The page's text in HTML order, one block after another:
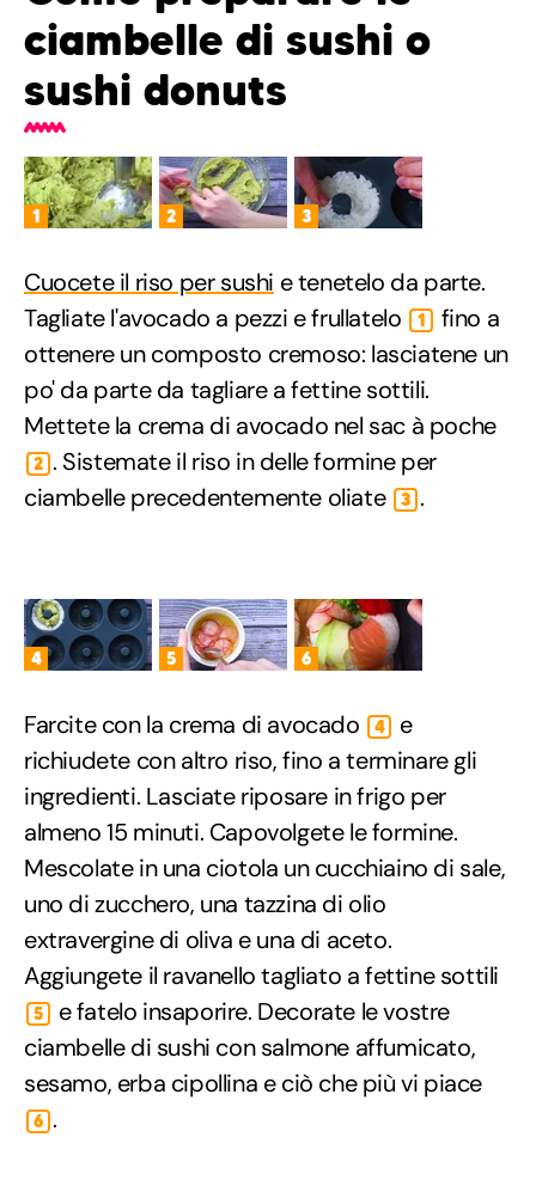
ciambelle di sushi o
sushi donuts
1 2 3
Cuocete il riso per sushi e tenetelo da parte.
Tagliate l'avocado a pezzi e frullatelo
1
fino a
ottenere un composto cremoso: lasciatene un
po' da parte da tagliare a fettine sottili.
Mettete la crema di avocado nel sac à poche
2 . Sistemate il riso in delle formine per
ciambelle precedentemente oliate
3 .
4 5 6
Farcite con la crema di avocado 4
e
richiudete con altro riso, fino a terminare gli
ingredienti. Lasciate riposare in frigo per
almeno 15 minuti. Capovolgete le formine.
Mescolate in una ciotola un cucchiaino di sale,
uno di zucchero, una tazzina di olio
extravergine di oliva e una di aceto.
Aggiungete il ravanello tagliato a fettine sottili
5
e fatelo insaporire. Decorate le vostre
ciambelle di sushi con salmone affumicato,
sesamo, erba cipollina e ciò che più vi piace
6 .